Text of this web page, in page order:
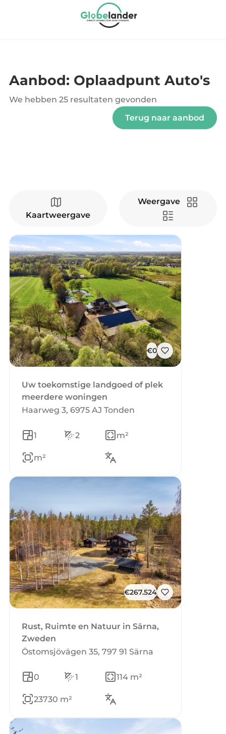
Aanbod: Oplaadpunt Auto's
We hebben 25 resultaten gevonden
Terug naar aanbod
Kaartweergave
Weergave
€0
Uw toekomstige landgoed of plek
meerdere woningen
Haarweg 3, 6975 AJ Tonden
1 2 m²
m²
€267.524
Rust, Ruimte en Natuur in Särna,
Zweden
Östomsjövägen 35, 797 91 Särna
0 1 114 m²
23730 m²